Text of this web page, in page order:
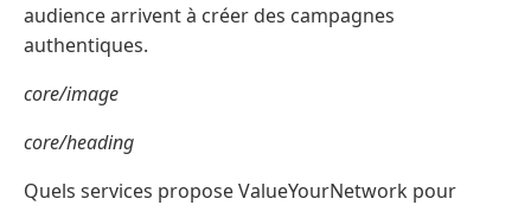
audience arrivent à créer des campagnes
authentiques.
core/image
core/heading
Quels services propose ValueYourNetwork pour